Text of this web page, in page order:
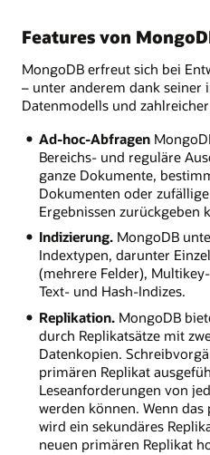
Features von
MongoDB erfreut sich bei
– unter anderem dank seiner
Datenmodells und
Ad-hoc-Abfragen
Bereichs- und reguläre
ganze Dokumente,
Dokumenten oder
Ergebnissen zurückgeben
Indizierung.MongoDB
Indextypen, darunter
(mehrere Felder),
Text- und Hash-Indizes.
Replikation.MongoDB
durch Replikatsätze mit
Datenkopien.
primären Replikat
Leseanforderungen von
werden können. Wenn
wird ein sekundäres
neuen primären Replikat